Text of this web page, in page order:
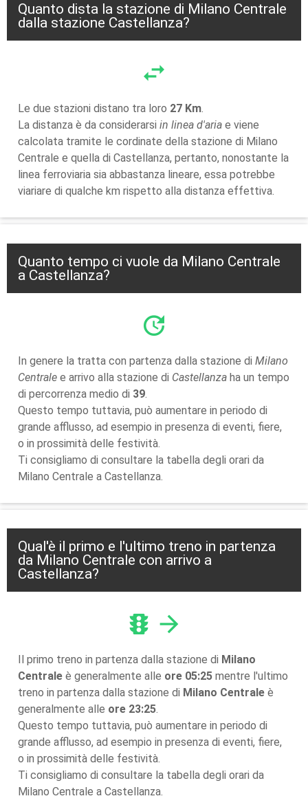
Quanto dista la stazione di Milano Centrale
dalla stazione Castellanza?
swap_horiz
Le due stazioni distano tra loro 27 Km.
La distanza è da considerarsi in linea d'aria e viene
calcolata tramite le cordinate della stazione di Milano
Centrale e quella di Castellanza, pertanto, nonostante la
linea ferroviaria sia abbastanza lineare, essa potrebbe
viariare di qualche km rispetto alla distanza effettiva.
Quanto tempo ci vuole da Milano Centrale
a Castellanza?
update
In genere la tratta con partenza dalla stazione di Milano
Centrale e arrivo alla stazione di Castellanza ha un tempo
di percorrenza medio di 39.
Questo tempo tuttavia, può aumentare in periodo di
grande afflusso, ad esempio in presenza di eventi, fiere,
o in prossimità delle festività.
Ti consigliamo di consultare la tabella degli orari da
Milano Centrale a Castellanza.
Qual'è il primo e l'ultimo treno in partenza
da Milano Centrale con arrivo a
Castellanza?
traffic arrow_forward
Il primo treno in partenza dalla stazione di Milano
Centrale è generalmente alle ore 05:25 mentre l'ultimo
treno in partenza dalla stazione di Milano Centrale è
generalmente alle ore 23:25.
Questo tempo tuttavia, può aumentare in periodo di
grande afflusso, ad esempio in presenza di eventi, fiere,
o in prossimità delle festività.
Ti consigliamo di consultare la tabella degli orari da
Milano Centrale a Castellanza.